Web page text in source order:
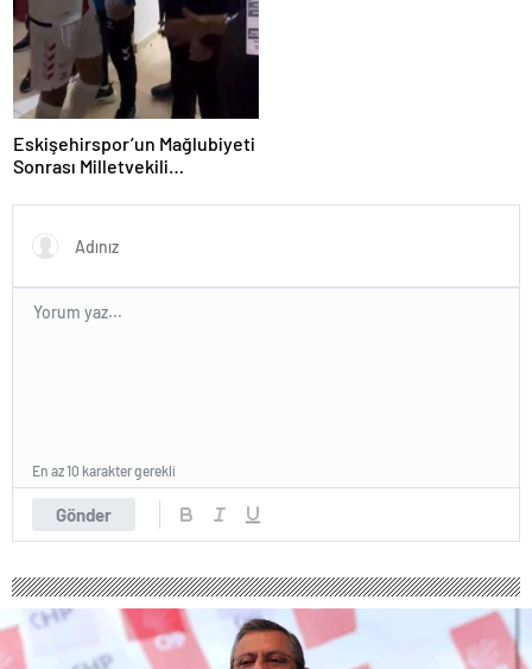
Eskişehirspor’un Mağlubiyeti
Sonrası Milletvekili
Gönder
En az 10 karakter gerekli